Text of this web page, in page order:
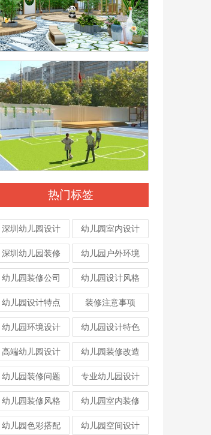
热门标签
深圳幼儿园设计 幼儿园室内设计
深圳幼儿园装修 幼儿园户外环境
幼儿园装修公司 幼儿园设计风格
幼儿园设计特点 装修注意事项
幼儿园环境设计 幼儿园设计特色
高端幼儿园设计 幼儿园装修改造
幼儿园装修问题 专业幼儿园设计
幼儿园装修风格 幼儿园室内装修
幼儿园色彩搭配 幼儿园空间设计